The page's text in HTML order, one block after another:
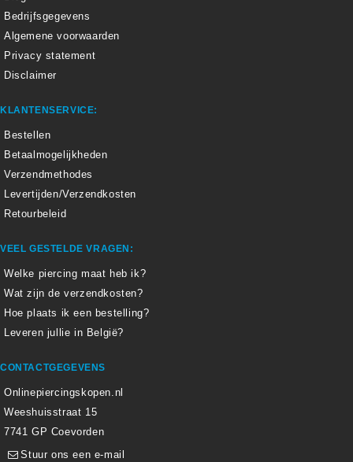
Bedrijfsgegevens
Algemene voorwaarden
Privacy statement
Disclaimer
KLANTENSERVICE:
Bestellen
Betaalmogelijkheden
Verzendmethodes
Levertijden/Verzendkosten
Retourbeleid
VEEL GESTELDE VRAGEN:
Welke piercing maat heb ik?
Wat zijn de verzendkosten?
Hoe plaats ik een bestelling?
Leveren jullie in België?
CONTACTGEGEVENS
Onlinepiercingskopen.nl
Weeshuisstraat 15
7741 GP Coevorden
Stuur ons een e-mail